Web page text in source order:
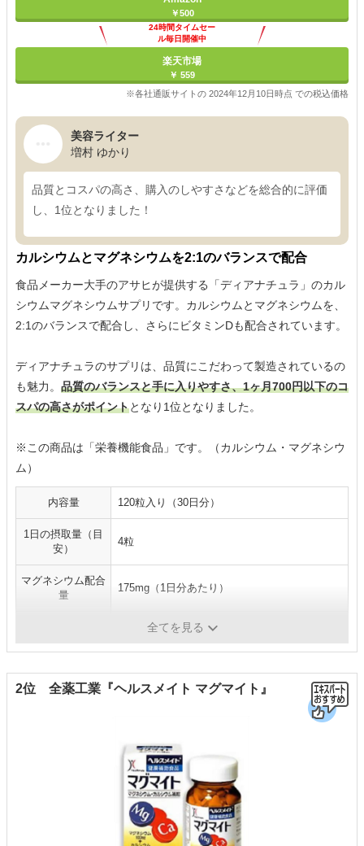
￥500
24時間タイムセー
ル毎日開催中
楽天市場
￥ 559
※各社通販サイトの 2024年12月10日時点 での税込価格
美容ライター
増村 ゆかり
品質とコスパの高さ、購入のしやすさなどを総合的に評価
し、1位となりました！
カルシウムとマグネシウムを2:1のバランスで配合
食品メーカー大手のアサヒが提供する「ディアナチュラ」のカル
シウムマグネシウムサプリです。カルシウムとマグネシウムを、
2:1のバランスで配合し、さらにビタミンDも配合されています。
ディアナチュラのサプリは、品質にこだわって製造されているの
も魅力。 品質のバランスと手に入りやすさ、1ヶ月700円以下のコ
スパの高さがポイントとなり1位となりました。
※この商品は「栄養機能食品」です。（カルシウム・マグネシウ
ム）
内容量 120粒入り（30日分）
1日の摂取量（目
安）
4粒
マグネシウム配合
量
175mg（1日分あたり）
全てを見る
2位 全薬工業『ヘルスメイト マグマイト』